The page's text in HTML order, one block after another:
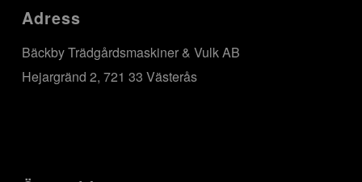
Adress
Bäckby Trädgårdsmaskiner & Vulk AB
Hejargränd 2, 721 33 Västerås